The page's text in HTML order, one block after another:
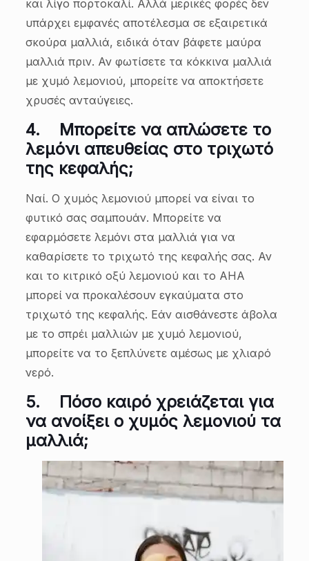
και λίγο πορτοκαλί. Αλλά μερικές φορές δεν
υπάρχει εμφανές αποτέλεσμα σε εξαιρετικά
σκούρα μαλλιά, ειδικά όταν βάφετε μαύρα
μαλλιά πριν. Αν φωτίσετε τα κόκκινα μαλλιά
με χυμό λεμονιού, μπορείτε να αποκτήσετε
χρυσές ανταύγειες.
4. Μπορείτε να απλώσετε το
λεμόνι απευθείας στο τριχωτό
της κεφαλής;
Ναί. Ο χυμός λεμονιού μπορεί να είναι το
φυτικό σας σαμπουάν. Μπορείτε να
εφαρμόσετε λεμόνι στα μαλλιά για να
καθαρίσετε το τριχωτό της κεφαλής σας. Αν
και το κιτρικό οξύ λεμονιού και το AHA
μπορεί να προκαλέσουν εγκαύματα στο
τριχωτό της κεφαλής. Εάν αισθάνεστε άβολα
με το σπρέι μαλλιών με χυμό λεμονιού,
μπορείτε να το ξεπλύνετε αμέσως με χλιαρό
νερό.
5. Πόσο καιρό χρειάζεται για
να ανοίξει ο χυμός λεμονιού τα
μαλλιά;